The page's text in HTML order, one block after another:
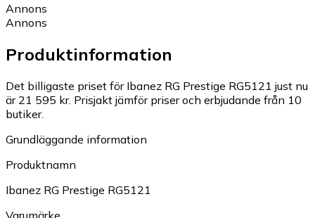
Annons
Annons
Produktinformation
Det billigaste priset för Ibanez RG Prestige RG5121 just nu
är 21 595 kr. Prisjakt jämför priser och erbjudande från 10
butiker.
Grundläggande information
Produktnamn
Ibanez RG Prestige RG5121
Varumärke